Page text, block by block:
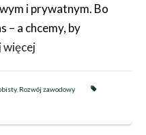
i prywatnym. Bo
– a chcemy, by
więcej
, Rozwój zawodowy